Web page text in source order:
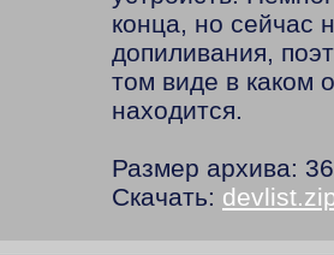
конца, но сейчас
допиливания,
том виде в каком
находится.
Размер архива:
Скачать: